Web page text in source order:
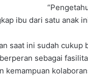
ibu dari satu anak
saat ini sudah
sebagai
kemampuan